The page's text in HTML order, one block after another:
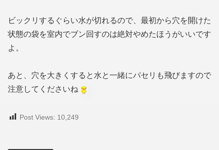
ビックリするぐらい水が切れるので、最初から穴を開けた
状態の袋を室内でブン回すのは絶対やめたほうがいいです
よ。
あと、穴を大きくすると水と一緒にパセリも飛びますので
注意してくださいね
Post Views: 10,249